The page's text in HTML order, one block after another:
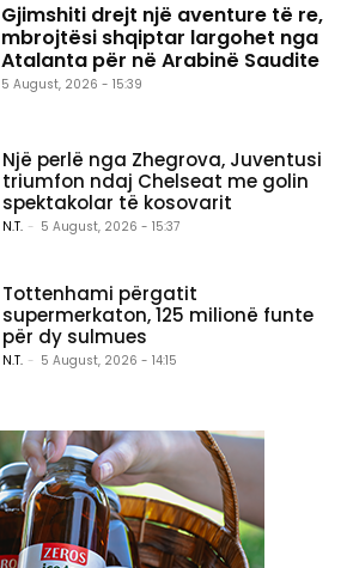
Gjimshiti drejt një aventure të re,
mbrojtësi shqiptar largohet nga
Atalanta për në Arabinë Saudite
5 August, 2026 - 15:39
Një perlë nga Zhegrova, Juventusi
triumfon ndaj Chelseat me golin
spektakolar të kosovarit
N.T. - 5 August, 2026 - 15:37
Tottenhami përgatit
supermerkaton, 125 milionë funte
për dy sulmues
N.T. - 5 August, 2026 - 14:15